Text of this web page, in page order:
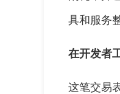
具和服务
在开发者
这笔交易